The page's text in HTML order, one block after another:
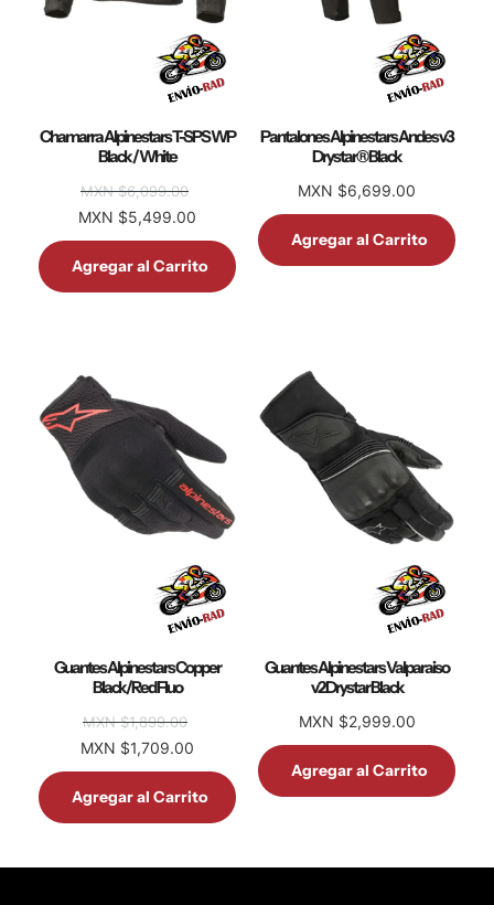
Chamarra Alpinestars T-SPS WP
Black / White
MXN $6,099.00
MXN $5,499.00
Agregar al Carrito
Pantalones Alpinestars Andes v3
Drystar® Black
MXN $6,699.00
Agregar al Carrito
Guantes Alpinestars Copper
Black/Red Fluo
MXN $1,899.00
MXN $1,709.00
Agregar al Carrito
Guantes Alpinestars Valparaiso
v2 Drystar Black
MXN $2,999.00
Agregar al Carrito